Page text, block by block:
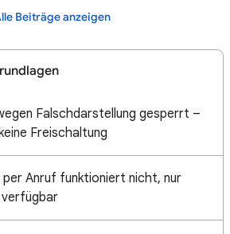
Beiträge anzeigen
Falschdarstellung gesperrt –
Freischaltung
Anruf funktioniert nicht, nur